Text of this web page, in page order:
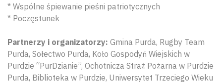
* Wspólne śpiewanie pieśni patriotycznych
* Poczęstunek
Partnerzy i organizatorzy: Gmina Purda, Rugby Team
Purda, Sołectwo Purda, Koło Gospodyń Wiejskich w
Purdzie “PurDzianie”, Ochotnicza Straż Pożarna w Purdzie
Purda, Biblioteka w Purdzie, Uniwersytet Trzeciego Wieku